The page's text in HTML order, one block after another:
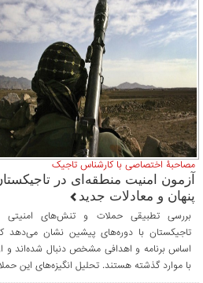
مصاحبۀ اختصاصی با کارشناس تاجیک
آزمون امنیت منطقه‌ای در
پنهان و معادلات جدید
بررسی تطبیقی حملات و تنش‌های امنیتی
تاجیکستان با دوره‌های پیشین نشان می‌دهد
اساس برنامه و اهدافی مشخص دنبال شده‌اند و
با موارد گذشته هستند. تحلیل انگیزه‌های این